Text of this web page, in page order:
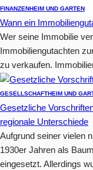
FINANZEN HEIM UND GARTEN
Wann ein
Wer seine Immobilie
Immobiliengutachten
zu verkaufen.
GESELLSCHAFTHEIM UND
Gesetzliche
regionale Unterschiede
Aufgrund seiner vielen
1930er Jahren als
eingesetzt. Allerdings